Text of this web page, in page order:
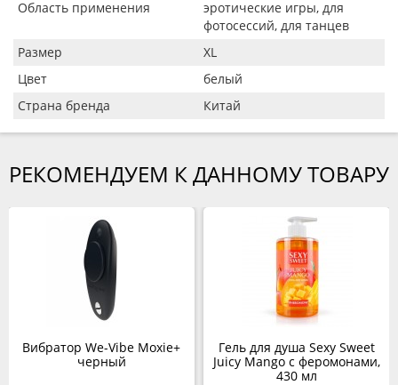
Область применения
эротические игры, для
фотосессий, для танцев
Размер
XL
Цвет
белый
Страна бренда
Китай
РЕКОМЕНДУЕМ К ДАННОМУ ТОВАРУ
Вибратор We-Vibe Moxie+
черный
Гель для душа Sexy Sweet
Juicy Mango с феромонами,
430 мл